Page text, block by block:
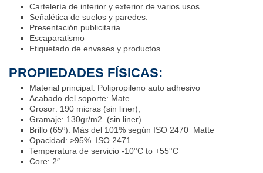
Cartelería de interior y exterior de varios usos.
Señalética de suelos y paredes.
Presentación publicitaria.
Escaparatismo
Etiquetado de envases y productos…
PROPIEDADES FÍSICAS:
Material principal: Polipropileno auto adhesivo
Acabado del soporte: Mate
Grosor: 190 micras (sin liner),
Gramaje: 130gr/m2 (sin liner)
Brillo (65º): Más del 101% según ISO 2470 Matte
Opacidad: >95% ISO 2471
Temperatura de servicio -10°C to +55°C
Core: 2″